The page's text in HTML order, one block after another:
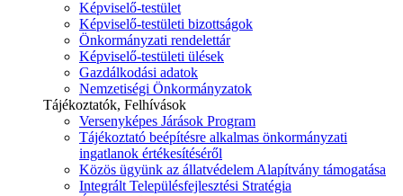
Képviselő-testület
Képviselő-testületi bizottságok
Önkormányzati rendelettár
Képviselő-testületi ülések
Gazdálkodási adatok
Nemzetiségi Önkormányzatok
Tájékoztatók, Felhívások
Versenyképes Járások Program
Tájékoztató beépítésre alkalmas önkormányzati
ingatlanok értékesítéséről
Közös ügyünk az állatvédelem Alapítvány támogatása
Integrált Településfejlesztési Stratégia